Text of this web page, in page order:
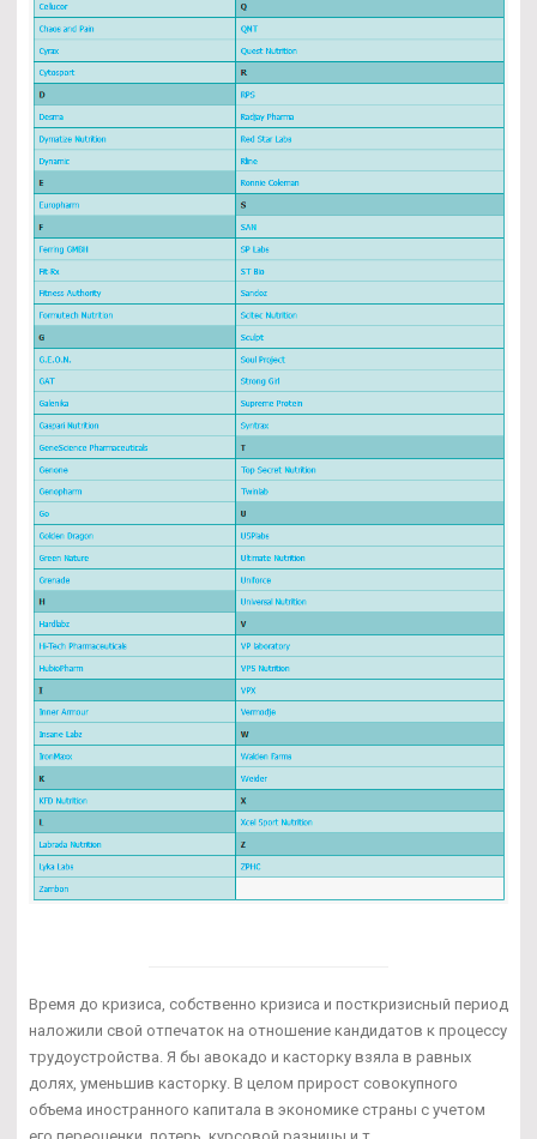
Время до кризиса, собственно кризиса и посткризисный период
наложили свой отпечаток на отношение кандидатов к процессу
трудоустройства. Я бы авокадо и касторку взяла в равных
долях, уменьшив касторку. В целом прирост совокупного
объема иностранного капитала в экономике страны с учетом